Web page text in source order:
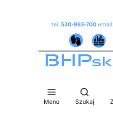
Menu
Otwórz
Szukaj